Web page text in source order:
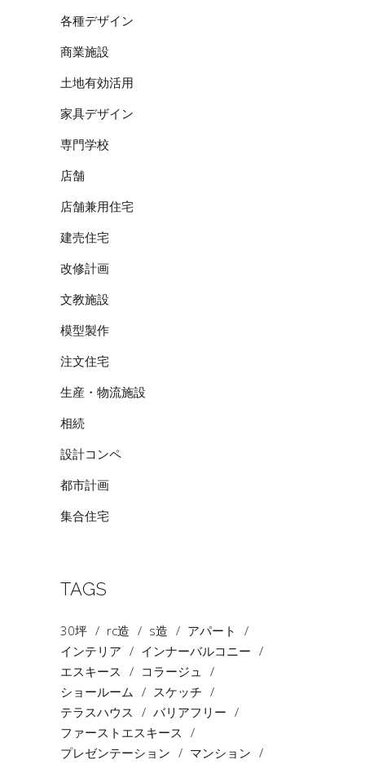
各種デザイン
商業施設
土地有効活用
家具デザイン
専門学校
店舗
店舗兼用住宅
建売住宅
改修計画
文教施設
模型製作
注文住宅
生産・物流施設
相続
設計コンペ
都市計画
集合住宅
TAGS
30坪 rc造 s造
アパート
インテリア
インナーバルコニー
エスキース
コラージュ
ショールーム
スケッチ
テラスハウス
バリアフリー
ファーストエスキース
プレゼンテーション
マンション